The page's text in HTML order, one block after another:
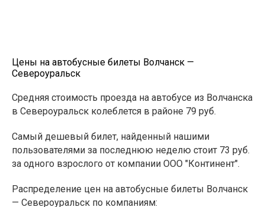
Цены на автобусные билеты Волчанск —
Североуральск
Средняя стоимость проезда на автобусе из Волчанска
в Североуральск колеблется в районе 79 руб.
Самый дешевый билет, найденный нашими
пользователями за последнюю неделю стоит 73 руб.
за одного взрослого от компании ООО "Континент".
Распределение цен на автобусные билеты Волчанск
— Североуральск по компаниям: